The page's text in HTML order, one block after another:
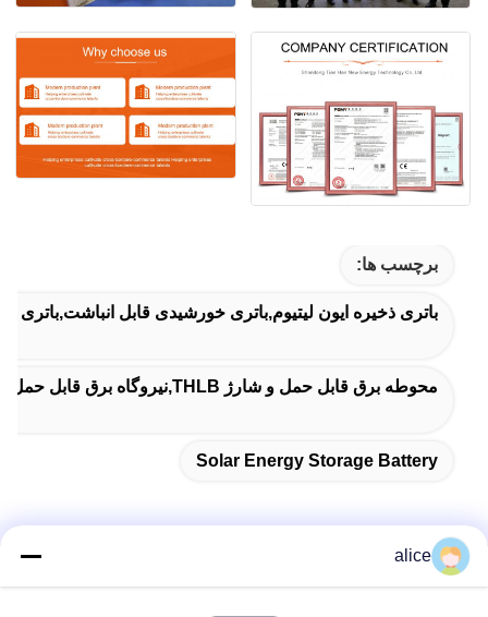
برچسب ها:
باتری ذخیره ایون لیتیوم,باتری خورشیدی قابل انباشت,باتری
محوطه برق قابل حمل و شارژ THLB,نیروگاه برق قابل حمل قابل شارژ 1kwh,ژنراتور شارژ مجدد خورشیدی 5kwh
Solar Energy Storage Battery
alice